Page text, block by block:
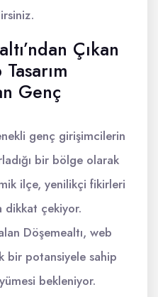
Çıkan
Genç
genç girişimcilerin
bir bölge olarak
ilçe, yenilikçi fikirleri
dikkat çekiyor.
Döşemealtı, web
bir potansiyele sahip
bekleniyor.